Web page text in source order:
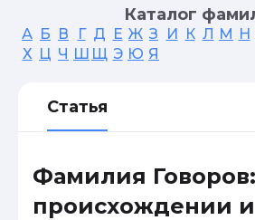
Каталог
А Б В Г Д Е Ж З И К Л М Н
Х Ц Ч Ш Щ Э Ю Я
Статья
Фамилия
происхождении и